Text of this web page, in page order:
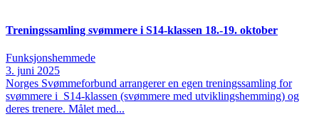
Treningssamling svømmere i S14-klassen 18.-19. oktober
Funksjonshemmede
3. juni 2025
Norges Svømmeforbund arrangerer en egen treningssamling for
svømmere i S14-klassen (svømmere med utviklingshemming) og
deres trenere. Målet med...